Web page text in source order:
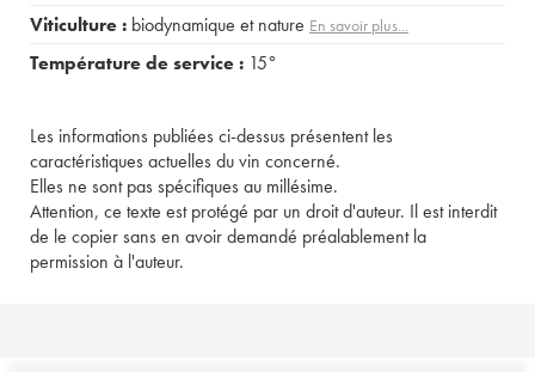
Viticulture : biodynamique et nature En savoir plus...
Température de service : 15°
Les informations publiées ci-dessus présentent les
caractéristiques actuelles du vin concerné.
Elles ne sont pas spécifiques au millésime.
Attention, ce texte est protégé par un droit d'auteur. Il est interdit
de le copier sans en avoir demandé préalablement la
permission à l'auteur.